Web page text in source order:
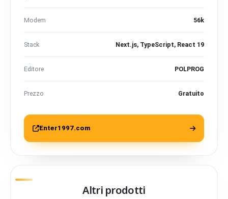
Modem 56k
Stack Next.js, TypeScript, React 19
Editore POLPROG
Prezzo Gratuito
Enter1997.com
Altri prodotti